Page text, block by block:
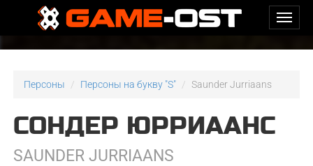
Персоны Персоны на букву "S" Saunder Jurriaans
СОНДЕР ЮРРИААНС
SAUNDER JURRIAANS